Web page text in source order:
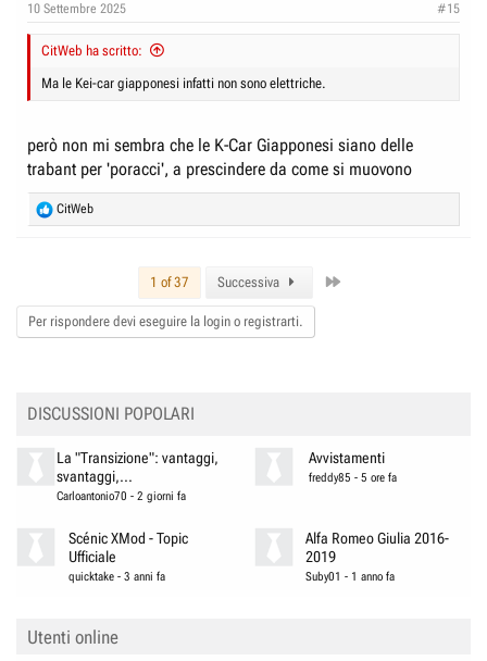
s
10 Settembre 2025 #15
CitWeb ha scritto:
Ma le Kei-car giapponesi infatti non sono elettriche.
però non mi sembra che le K-Car Giapponesi siano delle
trabant per 'poracci', a prescindere da come si muovono
R
e
o
n
CitWeb
1 of 37 Successiva
Per rispondere devi eseguire la login o registrarti.
DISCUSSIONI POPOLARI
La "Transizione": vantaggi,
svantaggi,...
Carloantonio70 - 2 giorni fa
Avvistamenti
freddy85 - 5 ore fa
Scénic XMod - Topic
Ufficiale
quicktake -3 anni fa
Alfa Romeo Giulia 2016-
2019
Suby01 - 1 anno fa
Utenti online